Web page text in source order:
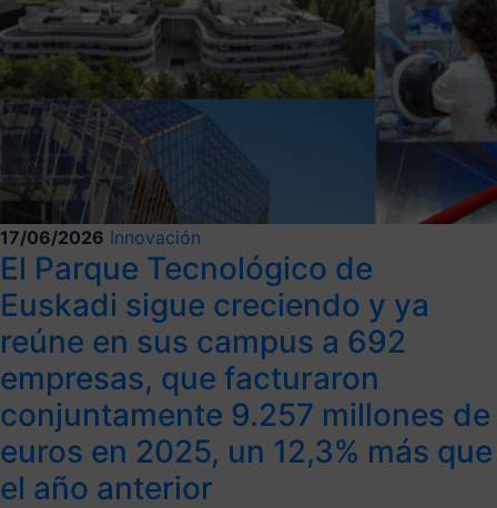
17/06/2026 Innovación
El Parque Tecnológico de
Euskadi sigue creciendo y ya
reúne en sus campus a 692
empresas, que facturaron
conjuntamente 9.257 millones de
euros en 2025, un 12,3% más que
el año anterior